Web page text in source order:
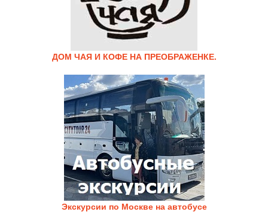
ДОМ ЧАЯ И КОФЕ НА ПРЕОБРАЖЕНКЕ.
Экскурсии по Москве на автобусе